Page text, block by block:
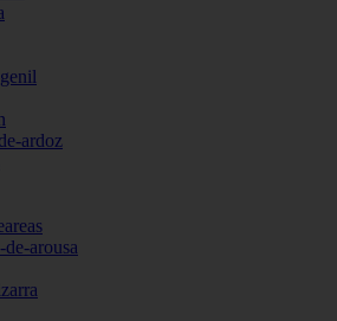
ardoz
arousa